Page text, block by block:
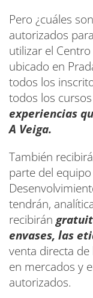
Pero ¿cuáles
autorizados
utilizar el
ubicado en
todos los
todos los
experiencias
A Veiga.
También
parte del
tendrán,
recibirán
envases, las
venta directa
en mercados y
autorizados.